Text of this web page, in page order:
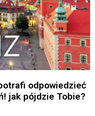
odpowiedzieć
jak pójdzie Tobie?